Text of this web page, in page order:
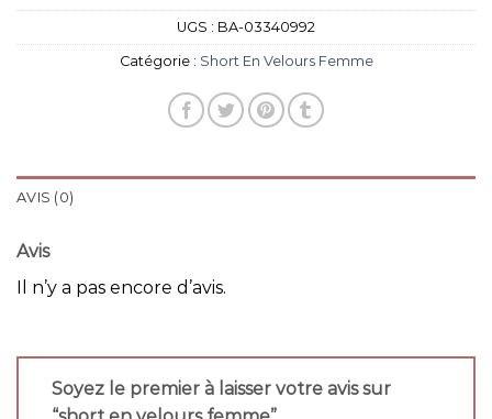
UGS : BA-03340992
Catégorie : Short En Velours Femme
AVIS (0)
Avis
Il n’y a pas encore d’avis.
Soyez le premier à laisser votre avis sur